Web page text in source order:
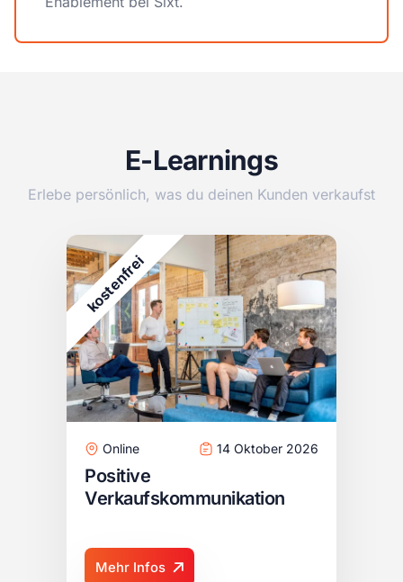
E-Learnings
Erlebe persönlich, was du deinen Kunden verkaufst
k
o
s
t
e
n
f
r
e
i
Online 14 Oktober 2026
Positive
Verkaufskommunikation
Mehr Infos